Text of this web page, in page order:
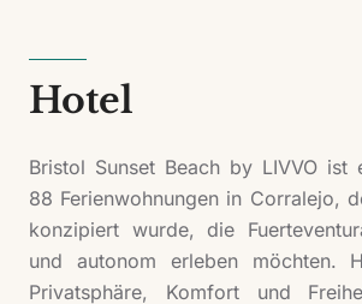
Hotel
Bristol Sunset Beach by LIVVO ist
88 Ferienwohnungen in Corralejo,
konzipiert wurde, die
und autonom erleben möchten.
Privatsphäre, Komfort und